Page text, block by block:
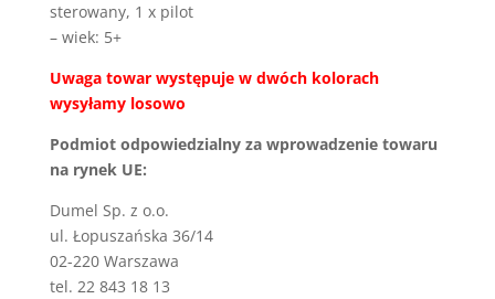
sterowany, 1 x pilot
– wiek: 5+
Uwaga towar występuje w dwóch kolorach
wysyłamy losowo
Podmiot odpowiedzialny za wprowadzenie towaru
na rynek UE:
Dumel Sp. z o.o.
ul. Łopuszańska 36/14
02-220 Warszawa
tel. 22 843 18 13